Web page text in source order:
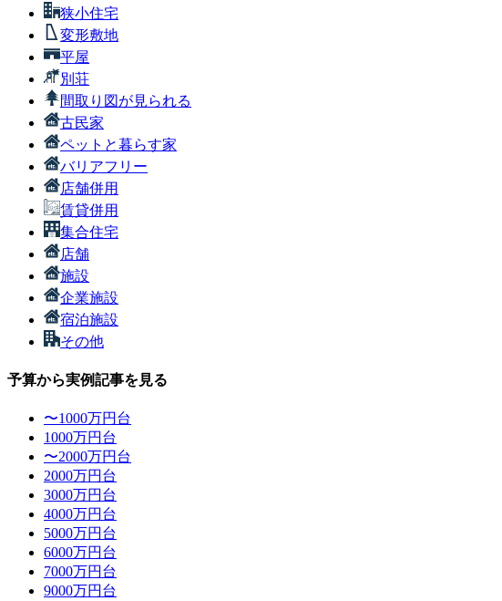
狭小住宅
変形敷地
平屋
別荘
間取り図が見られる
古民家
ペットと暮らす家
バリアフリー
店舗併用
賃貸併用
集合住宅
店舗
施設
企業施設
宿泊施設
その他
予算から実例記事を見る
〜1000万円台
1000万円台
〜2000万円台
2000万円台
3000万円台
4000万円台
5000万円台
6000万円台
7000万円台
9000万円台